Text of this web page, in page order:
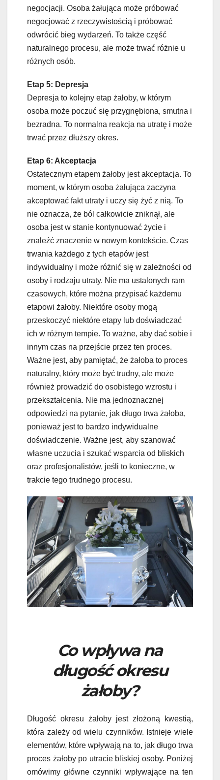
negocjacji. Osoba żałująca może próbować
negocjować z rzeczywistością i próbować
odwrócić bieg wydarzeń. To także część
naturalnego procesu, ale może trwać różnie u
różnych osób.
Etap 5: Depresja
Depresja to kolejny etap żałoby, w którym
osoba może poczuć się przygnębiona, smutna i
bezradna. To normalna reakcja na utratę i może
trwać przez dłuższy okres.
Etap 6: Akceptacja
Ostatecznym etapem żałoby jest akceptacja. To
moment, w którym osoba żałująca zaczyna
akceptować fakt utraty i uczy się żyć z nią. To
nie oznacza, że ból całkowicie zniknął, ale
osoba jest w stanie kontynuować życie i
znaleźć znaczenie w nowym kontekście. Czas
trwania każdego z tych etapów jest
indywidualny i może różnić się w zależności od
osoby i rodzaju utraty. Nie ma ustalonych ram
czasowych, które można przypisać każdemu
etapowi żałoby. Niektóre osoby mogą
przeskoczyć niektóre etapy lub doświadczać
ich w różnym tempie. To ważne, aby dać sobie i
innym czas na przejście przez ten proces.
Ważne jest, aby pamiętać, że żałoba to proces
naturalny, który może być trudny, ale może
również prowadzić do osobistego wzrostu i
przekształcenia. Nie ma jednoznacznej
odpowiedzi na pytanie, jak długo trwa żałoba,
ponieważ jest to bardzo indywidualne
doświadczenie. Ważne jest, aby szanować
własne uczucia i szukać wsparcia od bliskich
oraz profesjonalistów, jeśli to konieczne, w
trakcie tego trudnego procesu.
Co wpływa na
długość okresu
żałoby?
Długość okresu żałoby jest złożoną kwestią,
która zależy od wielu czynników. Istnieje wiele
elementów, które wpływają na to, jak długo trwa
proces żałoby po utracie bliskiej osoby. Poniżej
omówimy główne czynniki wpływające na ten